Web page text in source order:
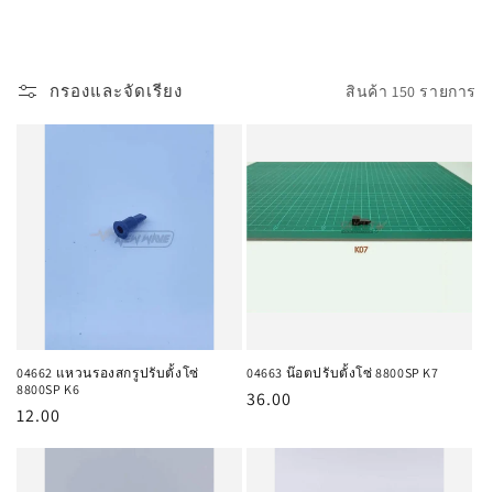
ชั
กรองและจัดเรียง สินค้า 150 รายการ
04662 แหวนรองสกรูปรับตั้งโซ่
8800SP K6
ราคา
12.00
04663 น๊อตปรับตั้งโซ่ 8800SP K7
ราคา
36.00